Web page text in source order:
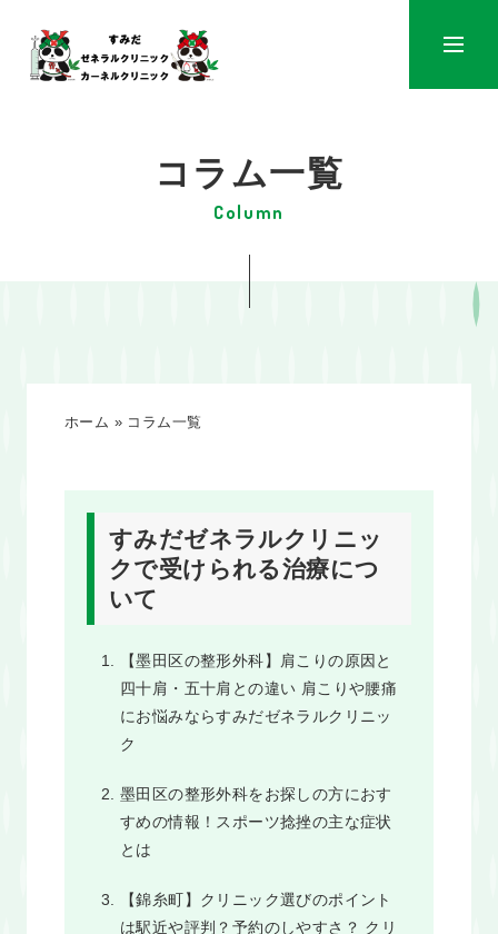
メニ
コラム一覧
ホーム » コラム一覧
すみだゼネラルクリニッ
クで受けられる治療につ
いて
【墨田区の整形外科】肩こりの原因と
四十肩・五十肩との違い 肩こりや腰痛
にお悩みならすみだゼネラルクリニッ
ク
墨田区の整形外科をお探しの方におす
すめの情報！スポーツ捻挫の主な症状
とは
【錦糸町】クリニック選びのポイント
は駅近や評判？予約のしやすさ？ クリ